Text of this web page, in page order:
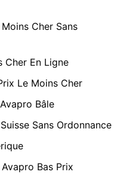
Cher Sans
Cher En Ligne
Le Moins Cher
Bâle
Sans Ordonnance
Bas Prix